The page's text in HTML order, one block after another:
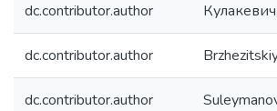
dc.contributor.author
dc.contributor.author
dc.contributor.author